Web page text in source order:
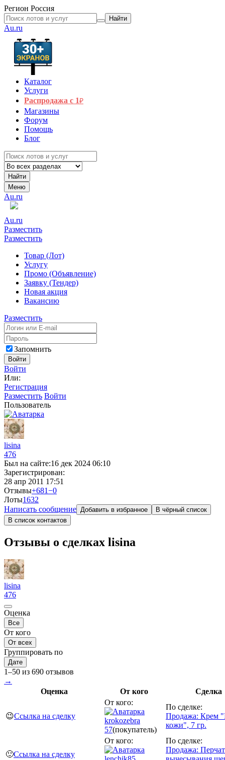
Регион Россия
Найти
Au.ru
Каталог
Услуги
Распродажа с 1₽
Магазины
Форум
Помощь
Блог
Найти
Меню
Au.ru
Au.ru
Разместить
Разместить
Товар (Лот)
Услугу
Промо (Объявление)
Заявку (Тендер)
Новая акция
Вакансию
Разместить
Запомнить
Войти
Войти
Или:
Регистрация
Разместить Войти
Пользователь
lisina
476
Был на сайте:16 дек 2024 06:10
Зарегистрирован:
28 апр 2011 17:51
Отзывы+681−0
Лоты1632
Написать сообщение Добавить в избранное
В чёрный список
В список контактов
Отзывы о сделках lisina
lisina
476
Оценка
Все
От кого
От всех
Группировать по
Дате
1–50 из 690 отзывов
→
Оценка
От кого Сделка
😉Ссылка на сделку
От кого:
krokozebra
57(покупатель)
По сделке:
Продажа: Крем
кожи", 7 гр.
🙂Ссылка на сделку
От кого:
По сделке:
Продажа: